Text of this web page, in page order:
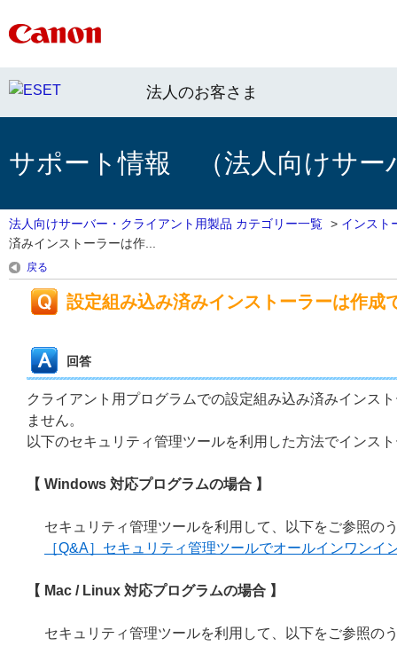
法人のお客さま
サポート情報 （法人向けサー
法人向けサーバー・クライアント用製品 カテゴリー一覧 > インスト
済みインストーラーは作...
戻る
設定組み込み済みインストーラーは作成
回答
クライアント用プログラムでの設定組み込み済みインス
ません。
以下のセキュリティ管理ツールを利用した方法でインス
【 Windows 対応プログラムの場合 】
セキュリティ管理ツールを利用して、以下をご参照の
［Q&A］セキュリティ管理ツールでオールインワン
【 Mac / Linux 対応プログラムの場合 】
セキュリティ管理ツールを利用して、以下をご参照の